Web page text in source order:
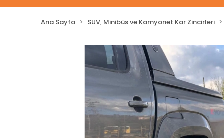
Ana Sayfa SUV, Minibüs ve Kamyonet Kar Zincirleri